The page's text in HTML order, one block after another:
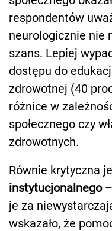
respondentów
neurologicznie nie
szans. Lepiej
dostępu do
zdrowotnej (40
różnice w
społecznego czy
zdrowotnych.
Równie krytyczna
instytucjonalnego–
je za
wskazało, że